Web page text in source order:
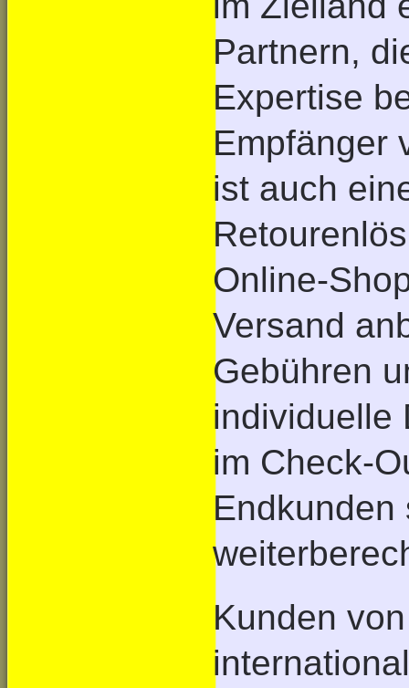
Partnern,
Expertise
Empfänger
ist auch
Online-
Versand
Gebühren
individuelle
im Check-
Endkunden
Kunden